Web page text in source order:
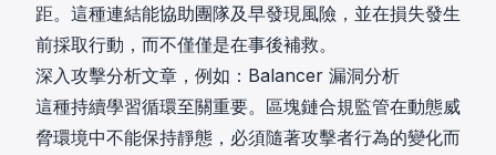
距。這種連結能協助團隊及早發現風險，並在損失發生
前採取行動，而不僅僅是在事後補救。
深入攻擊分析文章，例如： Balancer 漏洞分析
這種持續學習循環至關重要。區塊鏈合規監管在動態威
脅環境中不能保持靜態，必須隨著攻擊者行為的變化而